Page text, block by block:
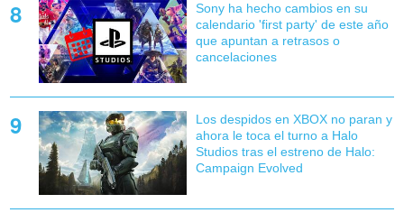
Sony ha hecho cambios en su
calendario 'first party' de este año
que apuntan a retrasos o
cancelaciones
Los despidos en XBOX no paran y
ahora le toca el turno a Halo
Studios tras el estreno de Halo:
Campaign Evolved